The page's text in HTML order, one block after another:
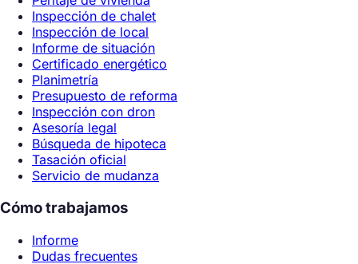
Inspección de chalet
Inspección de local
Informe de situación
Certificado energético
Planimetría
Presupuesto de reforma
Inspección con dron
Asesoría legal
Búsqueda de hipoteca
Tasación oficial
Servicio de mudanza
Cómo trabajamos
Informe
Dudas frecuentes